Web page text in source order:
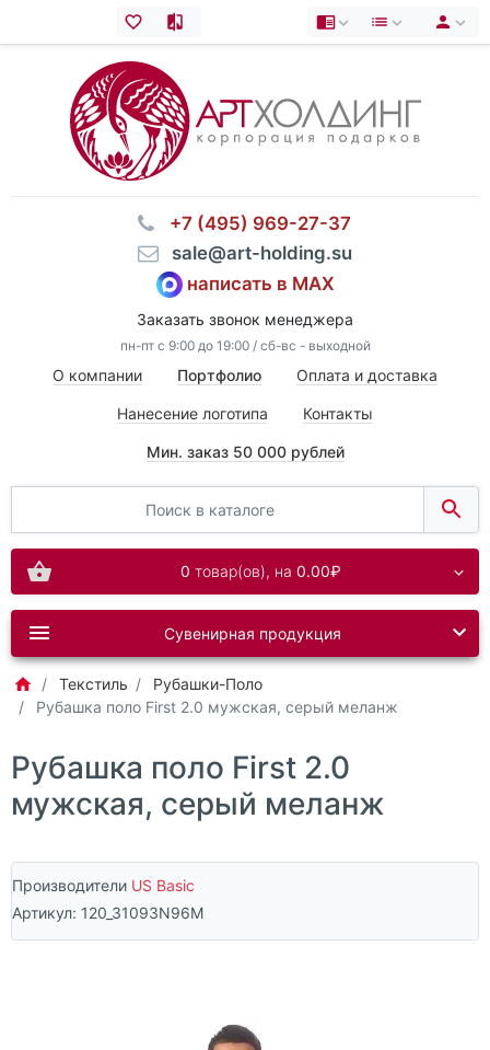
⠀+7 (495) 969-27-37
⠀sale@art-holding.su
написать в MAX
Заказать звонок менеджера
пн-пт с 9:00 до 19:00 / сб-вс - выходной
О компании Портфолио Оплата и доставка
Нанесение логотипа Контакты
Мин. заказ 50 000 рублей
0 товар(ов), на 0.00₽
Сувенирная продукция
Текстиль
Рубашки-Поло
Рубашка поло First 2.0 мужская, серый меланж
Рубашка поло First 2.0
мужская, серый меланж
Производители US Basic
Артикул: 120_31093N96M